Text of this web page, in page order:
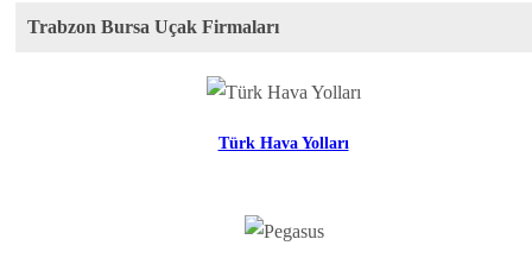
Trabzon Bursa Uçak Firmaları
Türk Hava Yolları